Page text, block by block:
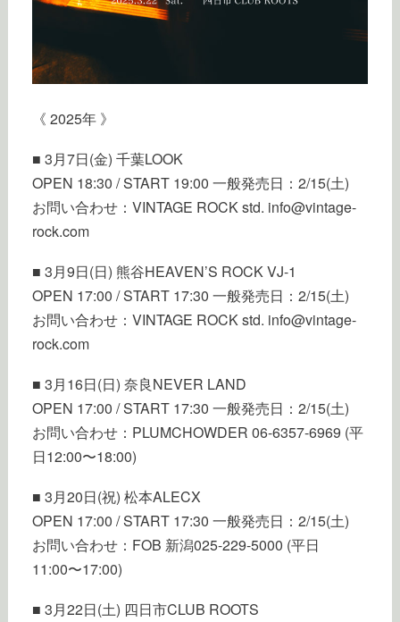
《 2025年 》
■ 3月7日(金) 千葉LOOK
OPEN 18:30 / START 19:00 一般発売日：2/15(土)
お問い合わせ：VINTAGE ROCK std. info@vintage-
rock.com
■ 3月9日(日) 熊谷HEAVEN’S ROCK VJ-1
OPEN 17:00 / START 17:30 一般発売日：2/15(土)
お問い合わせ：VINTAGE ROCK std. info@vintage-
rock.com
■ 3月16日(日) 奈良NEVER LAND
OPEN 17:00 / START 17:30 一般発売日：2/15(土)
お問い合わせ：PLUMCHOWDER 06-6357-6969 (平
日12:00〜18:00)
■ 3月20日(祝) 松本ALECX
OPEN 17:00 / START 17:30 一般発売日：2/15(土)
お問い合わせ：FOB 新潟025-229-5000 (平日
11:00〜17:00)
■ 3月22日(土) 四日市CLUB ROOTS